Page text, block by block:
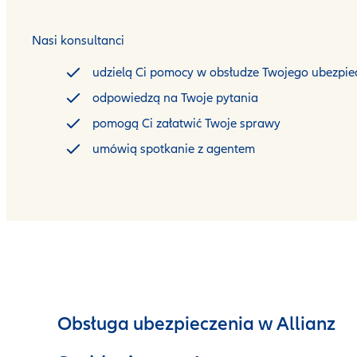
Nasi konsultanci
udzielą Ci pomocy w obsłudze Twojego
odpowiedzą na Twoje pytania
pomogą Ci załatwić Twoje sprawy
umówią spotkanie z agentem
Obsługa ubezpieczenia w Allianz